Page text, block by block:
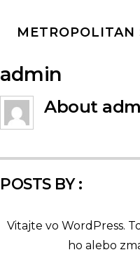
METROPOLITAN
admin
About
POSTS BY :
Vitajte vo WordPress.
ho alebo